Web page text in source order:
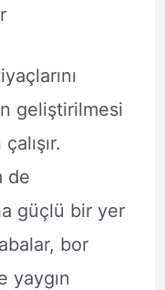
geliştirilmesi
de
güçlü bir yer
bor
yaygın